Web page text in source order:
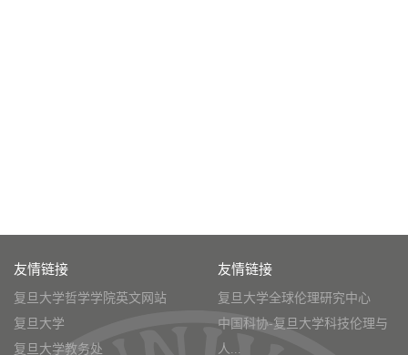
友情链接
复旦大学哲学学院英文网站
复旦大学
复旦大学教务处
友情链接
复旦大学全球伦理研究中心
中国科协-复旦大学科技伦理与
人...